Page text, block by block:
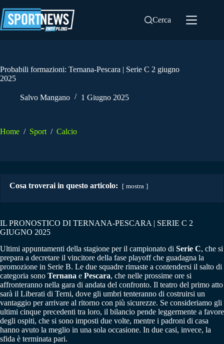
al
contenuto
Cerca
Probabili formazioni: Ternana-Pescara | Serie C 2 giugno
2025
Salvo Mangano 1 Giugno 2025
Home / Sport / Calcio
Cosa troverai in questo articolo: mostra
IL PRONOSTICO DI TERNANA-PESCARA | SERIE C 2
GIUGNO 2025
Ultimi appuntamenti della stagione per il campionato di Serie C, che si
prepara a decretare il vincitore della fase playoff che guadagna la
promozione in Serie B. Le due squadre rimaste a contendersi il salto di
categoria sono Ternana e Pescara, che nelle prossime ore si
affronteranno nella gara di andata del confronto. Il teatro del primo atto
sarà il Liberati di Terni, dove gli umbri tenteranno di costruirsi un
vantaggio per arrivare al ritorno con più sicurezze. Se consideriamo gli
ultimi cinque precedenti tra loro, il bilancio pende leggermente a favore
degli ospiti, che si sono imposti due volte, mentre i padroni di casa
hanno avuto la meglio in una sola occasione. In due casi, invece, la
sfida è terminata pari.